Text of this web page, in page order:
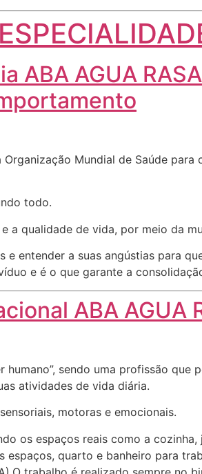
ABA AGUA
Mundial de Saúde
todo.
a qualidade de vida, por meio da
entender a suas angústias para
e é o que garante a
ABA AGUA
sendo uma profissão
atividades de vida diária.
motoras e emocionais.
os espaços reais como a
quarto e banheiro para